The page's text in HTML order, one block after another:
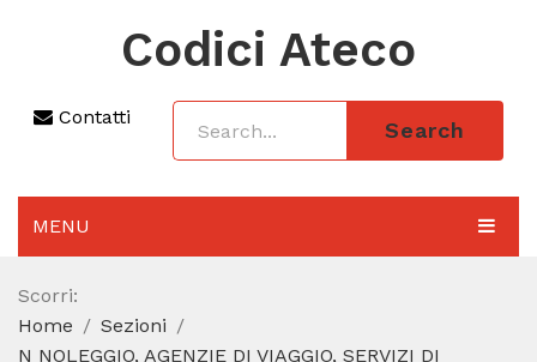
Codici Ateco
Contatti
Search
MENU
AGGIORNAMENTO 2025
SEZIONI
Scorri:
Home
Sezioni
N NOLEGGIO, AGENZIE DI VIAGGIO, SERVIZI DI